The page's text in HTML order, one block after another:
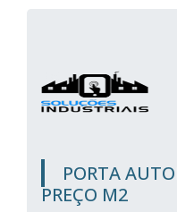
PORTA
PREÇO M2